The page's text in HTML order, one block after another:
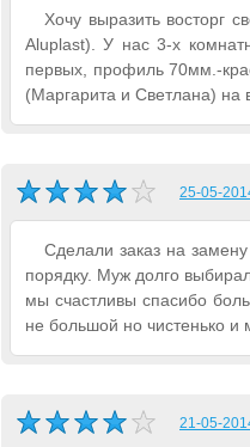
Хочу выразить восторг
Aluplast). У нас 3-х
первых, профиль 70мм.-
(Маргарита и Светлана)
25-05-
Сделали заказ на
порядку. Муж долго
мы счастливы спасибо
не большой но чистенько
21-05-